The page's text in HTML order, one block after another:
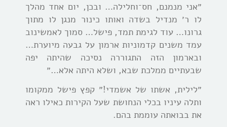
״אני מנמנם, חס־וחלילה… ובכן, יום אחד מהלך
לו ר׳ מנדיל בשדה ואותו כינור מנגן לו מתוך
גרונו… עוד לגימת תמד, פישל… סמוך לאמשינוב
עמד משנים קדמוניות ארמון על גבעה מיוערת…
ובארמון הזה התגוררה נסיכה שהיתה יפה
שבעתיים ממלכת שבא, ושלא היתה אלא…״
״לילית, אשתו של אשמדי!״ קפץ פישל ממקומו
ותלה עיניו בכלי הנחושת שעל הקירות כאילו ראה
את בבואתה עוממת בהם.